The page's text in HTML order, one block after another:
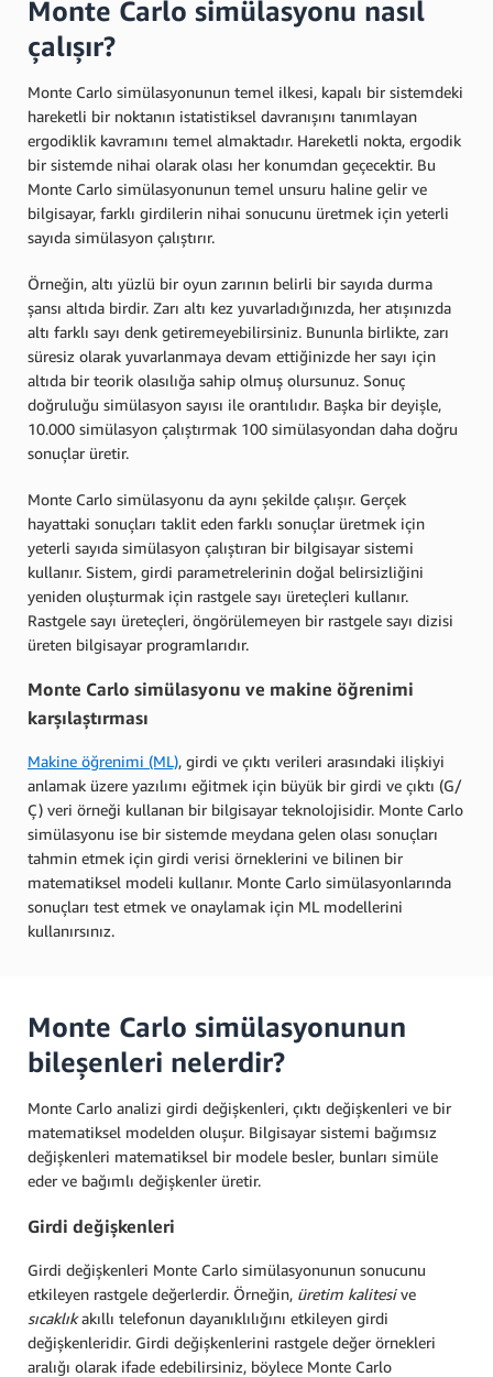
Monte Carlo simülasyonu nasıl
çalışır?
Monte Carlo simülasyonunun temel ilkesi, kapalı bir sistemdeki
hareketli bir noktanın istatistiksel davranışını tanımlayan
ergodiklik kavramını temel almaktadır. Hareketli nokta, ergodik
bir sistemde nihai olarak olası her konumdan geçecektir. Bu
Monte Carlo simülasyonunun temel unsuru haline gelir ve
bilgisayar, farklı girdilerin nihai sonucunu üretmek için yeterli
sayıda simülasyon çalıştırır.
Örneğin, altı yüzlü bir oyun zarının belirli bir sayıda durma
şansı altıda birdir. Zarı altı kez yuvarladığınızda, her atışınızda
altı farklı sayı denk getiremeyebilirsiniz. Bununla birlikte, zarı
süresiz olarak yuvarlanmaya devam ettiğinizde her sayı için
altıda bir teorik olasılığa sahip olmuş olursunuz. Sonuç
doğruluğu simülasyon sayısı ile orantılıdır. Başka bir deyişle,
10.000 simülasyon çalıştırmak 100 simülasyondan daha doğru
sonuçlar üretir.
Monte Carlo simülasyonu da aynı şekilde çalışır. Gerçek
hayattaki sonuçları taklit eden farklı sonuçlar üretmek için
yeterli sayıda simülasyon çalıştıran bir bilgisayar sistemi
kullanır. Sistem, girdi parametrelerinin doğal belirsizliğini
yeniden oluşturmak için rastgele sayı üreteçleri kullanır.
Rastgele sayı üreteçleri, öngörülemeyen bir rastgele sayı dizisi
üreten bilgisayar programlarıdır.
Monte Carlo simülasyonu ve makine öğrenimi
karşılaştırması
Makine öğrenimi (ML), girdi ve çıktı verileri arasındaki ilişkiyi
anlamak üzere yazılımı eğitmek için büyük bir girdi ve çıktı (G/
Ç) veri örneği kullanan bir bilgisayar teknolojisidir. Monte Carlo
simülasyonu ise bir sistemde meydana gelen olası sonuçları
tahmin etmek için girdi verisi örneklerini ve bilinen bir
matematiksel modeli kullanır. Monte Carlo simülasyonlarında
sonuçları test etmek ve onaylamak için ML modellerini
kullanırsınız.
Monte Carlo simülasyonunun
bileşenleri nelerdir?
Monte Carlo analizi girdi değişkenleri, çıktı değişkenleri ve bir
matematiksel modelden oluşur. Bilgisayar sistemi bağımsız
değişkenleri matematiksel bir modele besler, bunları simüle
eder ve bağımlı değişkenler üretir.
Girdi değişkenleri
Girdi değişkenleri Monte Carlo simülasyonunun sonucunu
etkileyen rastgele değerlerdir. Örneğin, üretim kalitesive
sıcaklıkakıllı telefonun dayanıklılığını etkileyen girdi
değişkenleridir. Girdi değişkenlerini rastgele değer örnekleri
aralığı olarak ifade edebilirsiniz, böylece Monte Carlo